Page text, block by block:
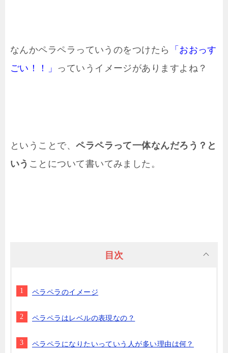
なんかペラペラっていうのをつけたら
「おおっす
ごい！！」 っていうイメージがありますよね？
ということで、ペラペラって一体なんだろう？と
いう ことについて書いてみました。
目次
ペラペラのイメージ
ペラペラはレベルの表現なの？
ペラペラになりたいっていう人が多い理由は何？